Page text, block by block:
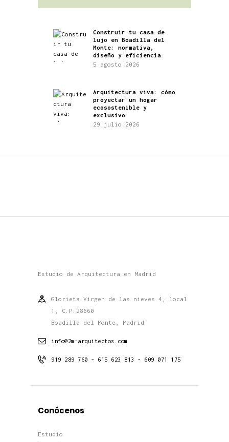
Construir tu casa de
lujo en Boadilla del
Monte: normativa,
diseño y eficiencia
5 agosto 2026
Arquitectura viva: cómo
proyectar un hogar
ecosostenible y
exclusivo
29 julio 2026
Estudio de Arquitectura en Madrid
Glorieta Virgen de las nieves 4, local
1, C.P.28660
Boadilla del Monte, Madrid
info@2m-arquitectos.com
919 289 760 - 615 623 813 - 609 071 175
Conócenos
Estudio